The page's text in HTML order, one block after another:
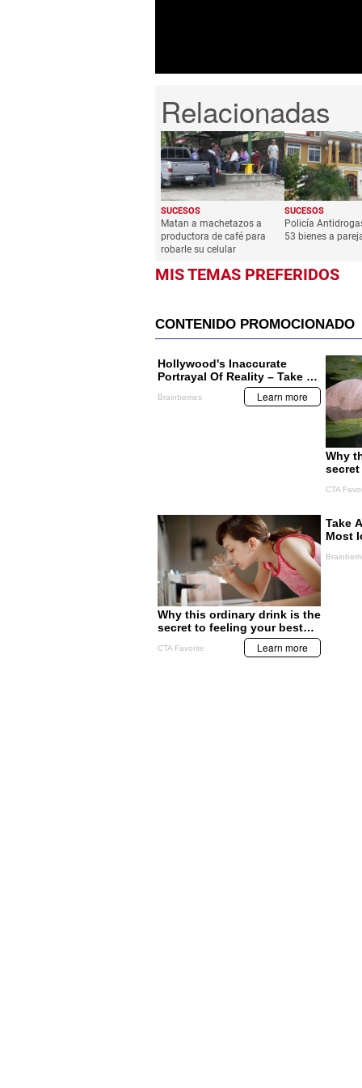
SUCESOS
Matan a machetazos a
productora de café para
robarle su celular
SUCESOS
Policía
53 bienes a
MIS TEMAS PREFERIDOS